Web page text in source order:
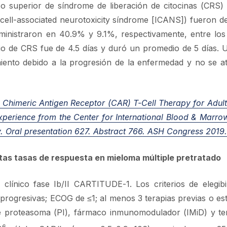
superior de síndrome de liberación de citocinas (CRS)
associated neurotoxicity síndrome [ICANS]) fueron
en 40.9% y 9.1%, respectivamente, entre
de CRS fue de 4.5 días y duró un promedio de 5 días.
debido a la progresión de la enfermedad y no se
Antigen Receptor (CAR) T-Cell Therapy for
from the Center for International Blood &
Oral presentation 627. Abstract 766. ASH Congress 2019.
tasas de respuesta en mieloma múltiple pretratado
fase Ib/II CARTITUDE-1. Los criterios de
ECOG de ≤1; al menos 3 terapias previas o
(PI), fármaco inmunomodulador (IMiD) y